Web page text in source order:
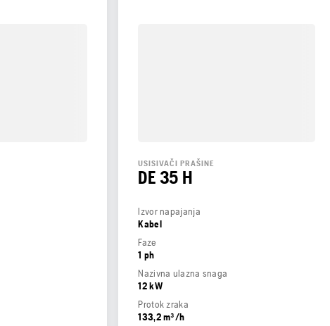
USISIVAČI PRAŠINE
DE 35 H
Izvor napajanja
Kabel
Faze
1 ph
Nazivna ulazna snaga
12 kW
Protok zraka
133,2 m³/h